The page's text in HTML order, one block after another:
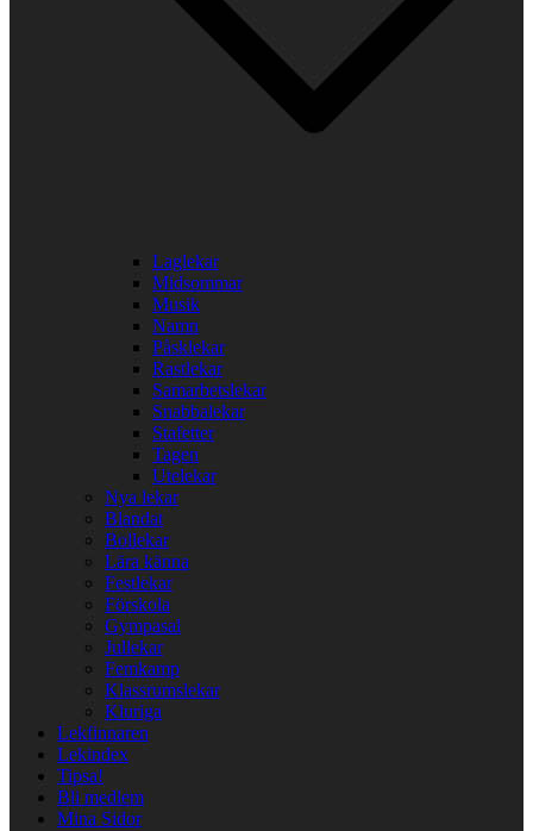
Laglekar
Midsommar
Musik
Namn
Påsklekar
Rastlekar
Samarbetslekar
Snabbalekar
Stafetter
Tagen
Utelekar
Nya lekar
Blandat
Bollekar
Lära känna
Festlekar
Förskola
Gympasal
Jullekar
Femkamp
Klassrumslekar
Kluriga
Lekfinnaren
Lekindex
Tipsa!
Bli medlem
Mina Sidor